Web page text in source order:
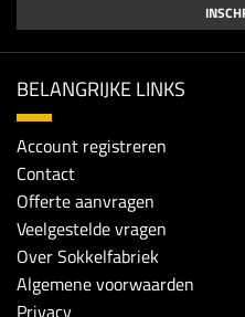
BELANGRIJKE LINKS
Account registreren
Contact
Offerte aanvragen
Veelgestelde vragen
Over Sokkelfabriek
Algemene voorwaarden
Privacy